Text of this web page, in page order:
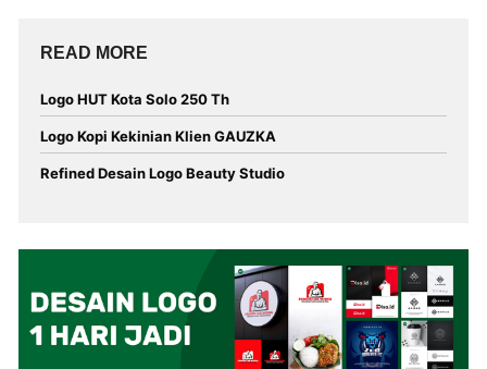
READ MORE
Logo HUT Kota Solo 250 Th
Logo Kopi Kekinian Klien GAUZKA
Refined Desain Logo Beauty Studio